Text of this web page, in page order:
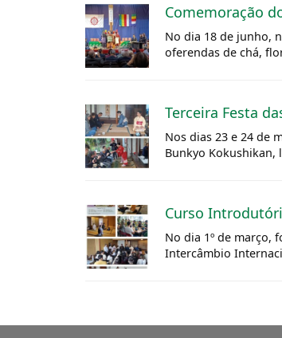
Comemoração
No dia 18 de junho,
oferendas de chá,
Terceira Festa
Nos dias 23 e 24 de
Bunkyo Kokushikan,
Curso
No dia 1º de março,
Intercâmbio